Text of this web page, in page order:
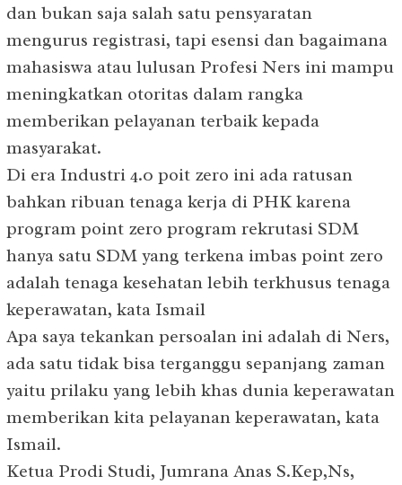
dan bukan saja salah satu pensyaratan
mengurus registrasi, tapi esensi dan bagaimana
mahasiswa atau lulusan Profesi Ners ini mampu
meningkatkan otoritas dalam rangka
memberikan pelayanan terbaik kepada
masyarakat.
Di era Industri 4.0 poit zero ini ada ratusan
bahkan ribuan tenaga kerja di PHK karena
program point zero program rekrutasi SDM
hanya satu SDM yang terkena imbas point zero
adalah tenaga kesehatan lebih terkhusus tenaga
keperawatan, kata Ismail
Apa saya tekankan persoalan ini adalah di Ners,
ada satu tidak bisa terganggu sepanjang zaman
yaitu prilaku yang lebih khas dunia keperawatan
memberikan kita pelayanan keperawatan, kata
Ismail.
Ketua Prodi Studi, Jumrana Anas S.Kep,Ns,